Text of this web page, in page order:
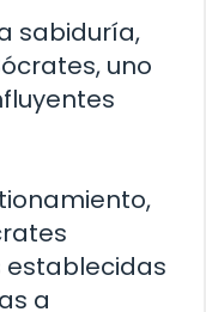
sabiduría,
uno
establecidas
a